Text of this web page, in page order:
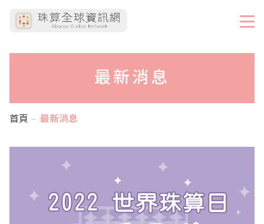
最新消息
首頁 最新消息